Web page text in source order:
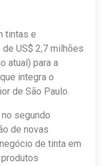
tintas e
US$ 2,7 milhões
atual) para a
integra o
de São Paulo.
segundo
de novas
de tinta em